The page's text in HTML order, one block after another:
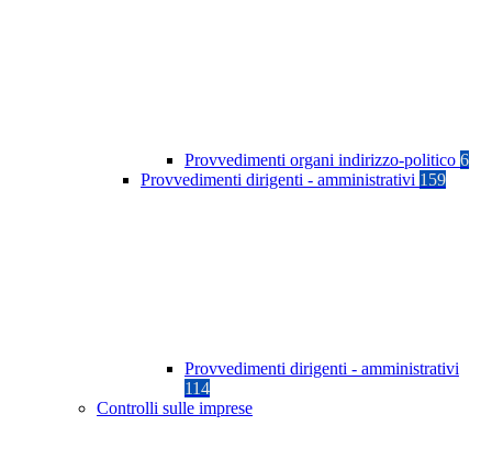
Provvedimenti organi indirizzo-politico 6
Provvedimenti dirigenti - amministrativi 159
Provvedimenti dirigenti - amministrativi
114
Controlli sulle imprese